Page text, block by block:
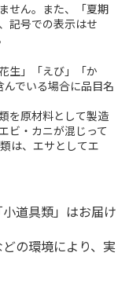
せん。また、「夏期
記号での表示はせ
生」「えび」「か
でいる場合に品目名
を原材料として製造
ビ・カニが混じって
は、エサとしてエ
道具類」はお届け
の環境により、実